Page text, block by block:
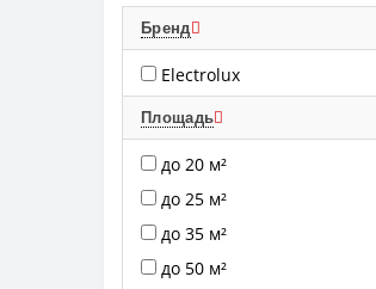
Бренд
Electrolux
Площадь
до 20 м²
до 25 м²
до 35 м²
до 50 м²